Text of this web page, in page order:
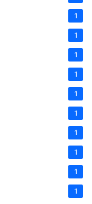
1
1
1
1
1
1
1
1
1
1